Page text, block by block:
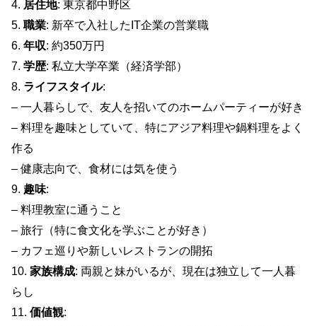
4. 居住地: 東京都中野区
5. 職業: 新卒で入社したIT企業の営業職
6. 年収: 約350万円
7. 学歴: 私立大学卒業（経済学部）
8. ライフスタイル:
– 一人暮らしで、友人を招いてのホームパーティーが好き
– 料理を趣味としていて、特にアジア料理や鍋料理をよく
作る
– 健康志向で、食材には気を使う
9. 趣味:
– 料理教室に通うこと
– 旅行（特に食文化を学ぶことが好き）
– カフェ巡りや新しいレストランの開拓
10. 家族構成: 両親と妹がいるが、現在は独立して一人暮
らし
11. 価値観: